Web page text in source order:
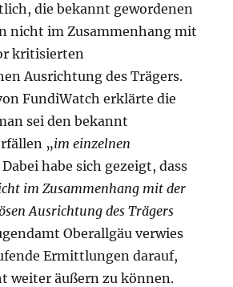
die bekannt gewordenen
nicht im Zusammenhang mit
kritisierten
Ausrichtung des Trägers.
FundiWatch erklärte die
sei den bekannt
„im einzelnen
Dabei habe sich gezeigt, dass
im Zusammenhang mit der
Ausrichtung des Trägers
Oberallgäu verwies
Ermittlungen darauf,
weiter äußern zu können.